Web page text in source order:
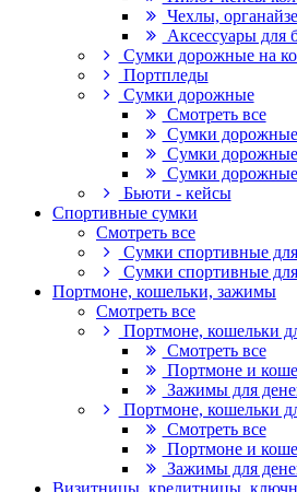
Чехлы,
Аксессуары для
Сумки дорожные на
Портпледы
Сумки дорожные
Смотреть все
Сумки дорожные
Сумки дорожные
Сумки дорожные
Бьюти - кейсы
Спортивные сумки
Смотреть все
Сумки спортивные
Сумки спортивные
Портмоне, кошельки, зажимы
Смотреть все
Портмоне, кошельки
Смотреть все
Портмоне и
Зажимы для
Портмоне, кошельки
Смотреть все
Портмоне и
Зажимы для
Визитницы, кредитницы,